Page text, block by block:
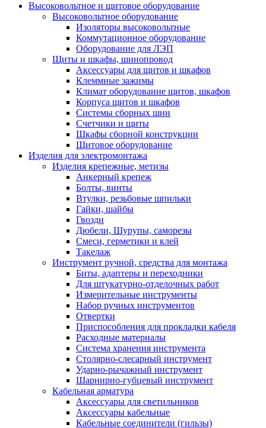
Высоковольтное и щитовое оборудование
Высоковольтное оборудование
Изоляторы высоковольтные
Коммутационное оборудование
Оборудование для ЛЭП
Щиты и шкафы, шинопровод
Аксессуары для щитов и шкафов
Клеммные зажимы
Климат оборудование щитов, шкафов
Корпуса щитов и шкафов
Системы сборных шин
Счетчики и щиты
Шкафы сборной конструкции
Щитовое оборудование
Изделия для электромонтажа
Изделия крепежные, метизы
Анкерный крепеж
Болты, винты
Втулки, резьбовые шпильки
Гайки, шайбы
Гвозди
Дюбели, Шурупы, саморезы
Смеси, герметики и клей
Такелаж
Инструмент ручной, средства для монтажа
Биты, адаптеры и переходники
Для штукатурно-отделочных работ
Измерительные инструменты
Набор ручных инструментов
Отвертки
Приспособления для прокладки кабеля
Расходные материалы
Система хранения инструмента
Столярно-слесарный инструмент
Ударно-рычажный инструмент
Шарнирно-губцевый инструмент
Кабельная арматура
Аксессуары для светильников
Аксессуары кабельные
Кабельные соединители (гильзы)